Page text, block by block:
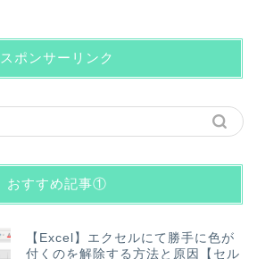
スポンサーリンク
おすすめ記事①
【Excel】エクセルにて勝手に色が
付くのを解除する方法と原因【セル